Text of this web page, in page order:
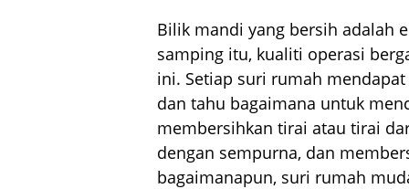
Bilik mandi yang bersih adalah
samping itu, kualiti operasi
ini. Setiap suri rumah
dan tahu bagaimana untuk
membersihkan tirai atau tirai
dengan sempurna, dan
bagaimanapun, suri rumah